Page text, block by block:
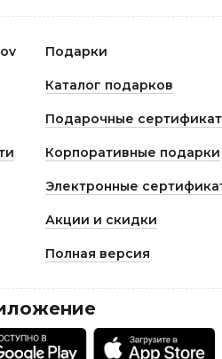
Подарки
Каталог подарков
Подарочные
Корпоративные подарки
Электронные
Акции и скидки
Полная версия